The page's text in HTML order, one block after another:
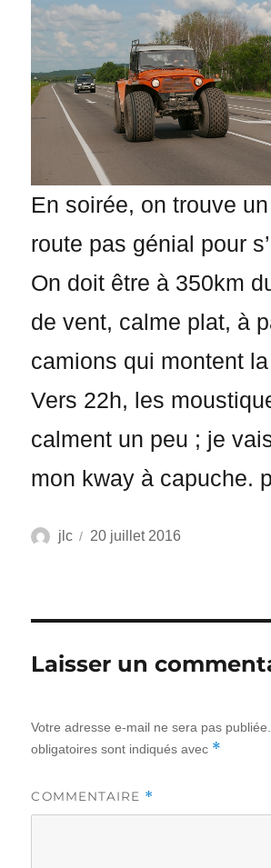
En soirée, on trouve
route pas génial pour
On doit être à 350km
de vent, calme plat, à
camions qui montent
Vers 22h, les
calment un peu ; je
mon kway à capuche.
Auteur
jlc
Publié
20 juillet 2016
Laisser un
Votre adresse e-mail ne sera pas publiée.
obligatoires sont indiqués avec *
COMMENTAIRE *